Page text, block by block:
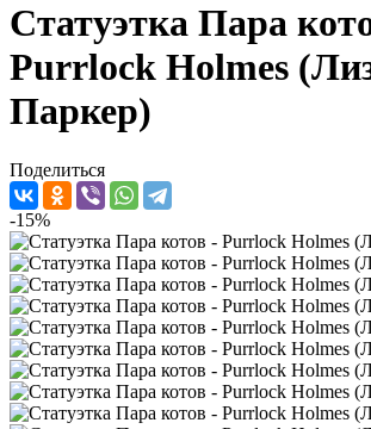
Статуэтка Пара
Purrlock Holmes
Паркер)
Поделиться
-15%